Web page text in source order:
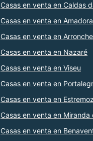
Casas en venta en Caldas
Casas en venta en Amadora
Casas en venta en
Casas en venta en Nazaré
Casas en venta en Viseu
Casas en venta en
Casas en venta en Estremoz
Casas en venta en Miranda
Casas en venta en